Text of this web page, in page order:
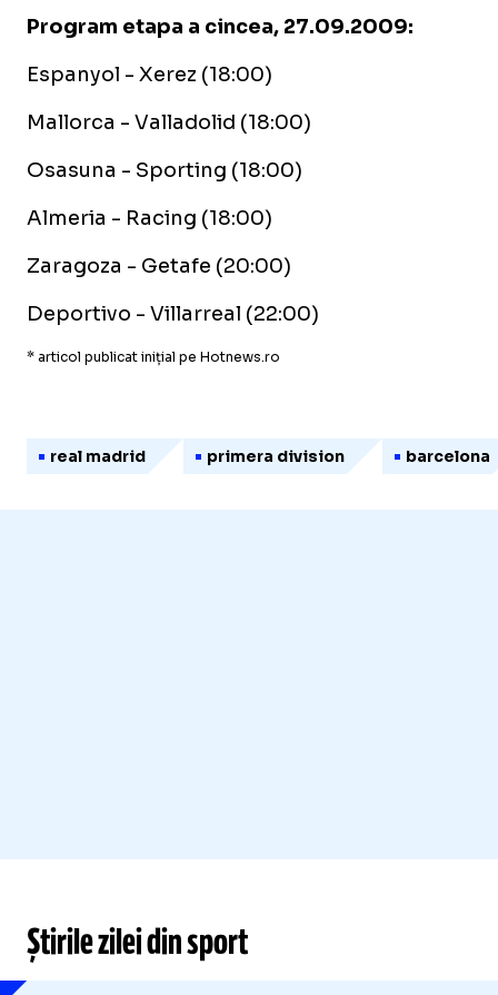
Program etapa a cincea, 27.09.2009:
Espanyol - Xerez (18:00)
Mallorca - Valladolid (18:00)
Osasuna - Sporting (18:00)
Almeria - Racing (18:00)
Zaragoza - Getafe (20:00)
Deportivo - Villarreal (22:00)
* articol publicat inițial pe Hotnews.ro
real madrid primera division barcelona
Știrile zilei din sport